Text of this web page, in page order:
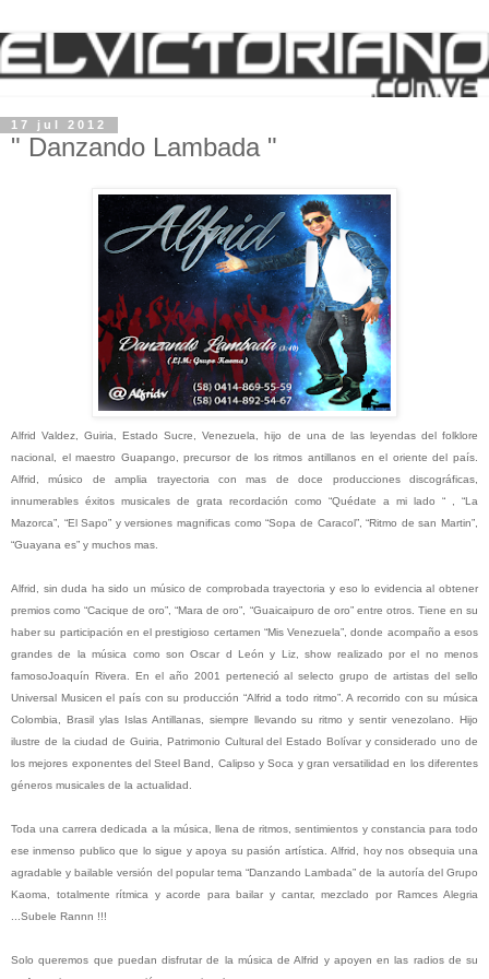
17 jul 2012
" Danzando Lambada "
Alfrid Valdez, Guiria, Estado Sucre, Venezuela, hijo de una de las leyendas del folklore
nacional, el maestro Guapango, precursor de los ritmos antillanos en el oriente del país.
Alfrid, músico de amplia trayectoria con mas de doce producciones discográficas,
innumerables éxitos musicales de grata recordación como “Quédate a mi lado “ , “La
Mazorca”, “El Sapo” y versiones magnificas como “Sopa de Caracol”, “Ritmo de san Martin”,
“Guayana es” y muchos mas.
Alfrid, sin duda ha sido un músico de comprobada trayectoria y eso lo evidencia al obtener
premios como “Cacique de oro”, “Mara de oro”, “Guaicaipuro de oro” entre otros. Tiene en su
haber su participación en el prestigioso certamen “Mis Venezuela”, donde acompaño a esos
grandes de la música como son Oscar d León y Liz, show realizado por el no menos
famosoJoaquín Rivera. En el año 2001 perteneció al selecto grupo de artistas del sello
Universal Musicen el país con su producción “Alfrid a todo ritmo”. A recorrido con su música
Colombia, Brasil ylas Islas Antillanas, siempre llevando su ritmo y sentir venezolano. Hijo
ilustre de la ciudad de Guiria, Patrimonio Cultural del Estado Bolívar y considerado uno de
los mejores exponentes del Steel Band, Calipso y Soca y gran versatilidad en los diferentes
géneros musicales de la actualidad.
Toda una carrera dedicada a la música, llena de ritmos, sentimientos y constancia para todo
ese inmenso publico que lo sigue y apoya su pasión artística.Alfrid, hoy nos obsequia una
agradable y bailable versión del popular tema “Danzando Lambada” de la autoría del Grupo
Kaoma, totalmente rítmica y acorde para bailar y cantar, mezclado por Ramces Alegria
...Subele Rannn !!!
Solo queremos que puedan disfrutar de la música de Alfrid y apoyen en las radios de su